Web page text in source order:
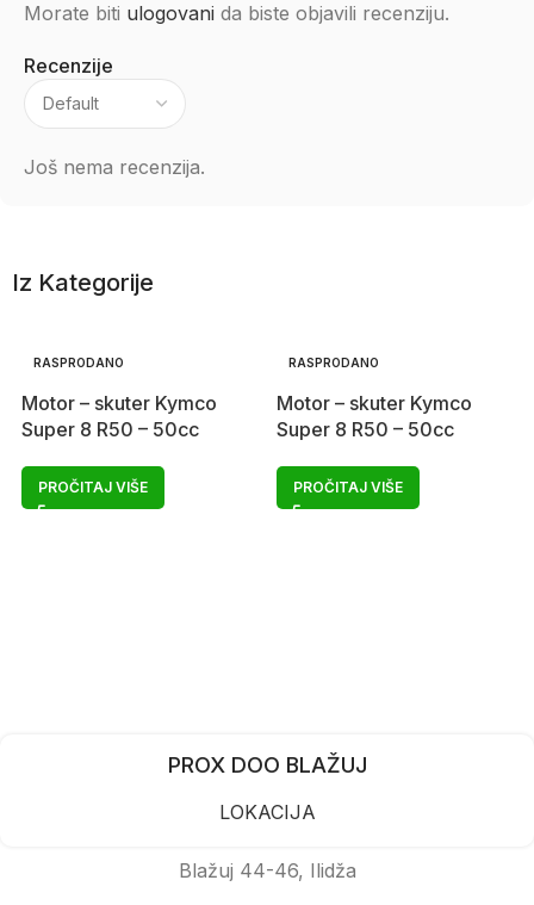
Recenzije
Još nema recenzija.
Morate biti ulogovani da biste objavili recenziju.
Iz Kategorije
RASPRODANO
Motor – skuter Kymco
Super 8 R50 – 50cc
PROČITAJ VIŠE
RASPRODANO
Motor – skuter Kymco
Super 8 R50 – 50cc
PROČITAJ VIŠE
PROX DOO BLAŽUJ
LOKACIJA
Blažuj 44-46, Ilidža